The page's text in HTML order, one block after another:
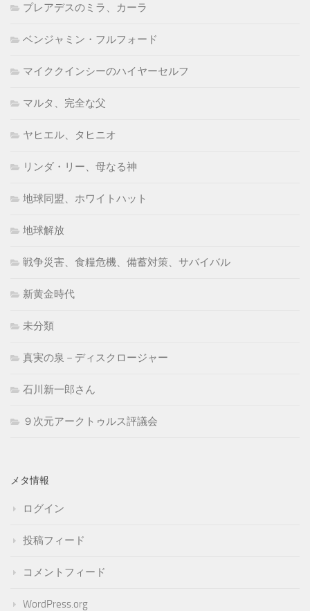
プレアデスのミラ、カーラ
ベンジャミン・フルフォード
マイククインシーのハイヤーセルフ
マルタ、完全な父
ヤヒエル、タヒニオ
リンダ・リー、母なる神
地球同盟、ホワイトハット
地球解放
戦争災害、食糧危機、備蓄対策、サバイバル
新黄金時代
未分類
真実の泉－ディスクロージャー
石川新一郎さん
９次元アークトゥルス評議会
メタ情報
ログイン
投稿フィード
コメントフィード
WordPress.org